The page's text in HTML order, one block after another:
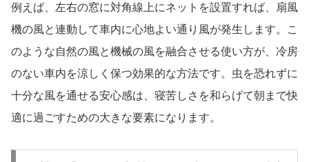
例えば、左右の窓に対角線上にネットを設置すれば、扇風
機の風と連動して車内に心地よい通り風が発生します。こ
のような自然の風と機械の風を融合させる使い方が、冷房
のない車内を涼しく保つ効果的な方法です。虫を恐れずに
十分な風を通せる安心感は、寝苦しさを和らげて朝まで快
適に過ごすための大きな要素になります。